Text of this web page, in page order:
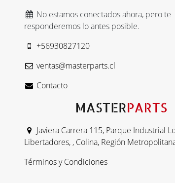
No estamos conectados ahora, pero te
responderemos lo antes posible.
+56930827120
ventas@masterparts.cl
Contacto
Javiera Carrera 115, Parque Industrial
Libertadores, , Colina, Región
Términos y Condiciones